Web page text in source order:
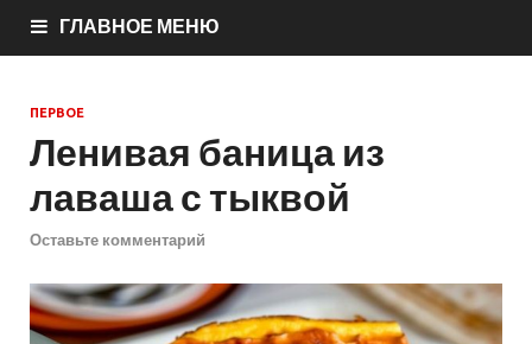
ГЛАВНОЕ МЕНЮ
ПЕРВОЕ
Ленивая баница из
лаваша с тыквой
Оставьте комментарий